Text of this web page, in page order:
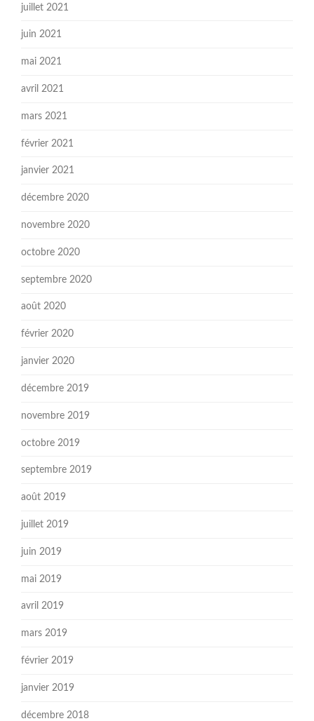
juillet 2021
juin 2021
mai 2021
avril 2021
mars 2021
février 2021
janvier 2021
décembre 2020
novembre 2020
octobre 2020
septembre 2020
août 2020
février 2020
janvier 2020
décembre 2019
novembre 2019
octobre 2019
septembre 2019
août 2019
juillet 2019
juin 2019
mai 2019
avril 2019
mars 2019
février 2019
janvier 2019
décembre 2018